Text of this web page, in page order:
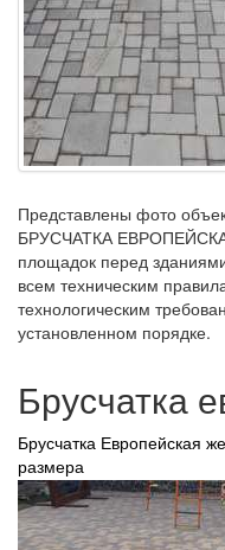
Представлены фото
БРУСЧАТКА
площадок перед
всем техническим
технологическим
установленном порядке.
Брусчатка
Брусчатка Европейская
размера